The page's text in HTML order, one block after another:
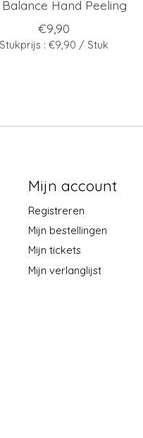
Hand Peeling
€9,90
Stukprijs : €9,90 / Stuk
Mijn account
Registreren
Mijn bestellingen
Mijn tickets
Mijn verlanglijst